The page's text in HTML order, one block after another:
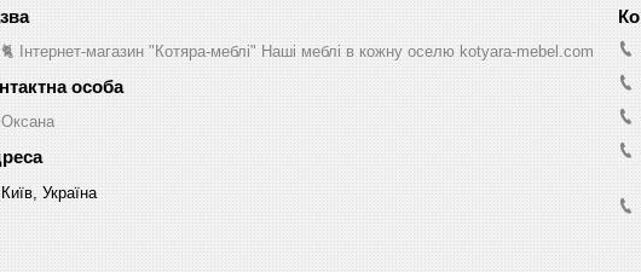
🐈 Інтернет-магазин "Котяра-меблі" Наші меблі в кожну оселю kotyara-mebel.com
Оксана
Київ, Україна